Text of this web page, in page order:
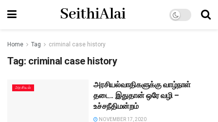
SeithiAlai
Home Tag criminal case history
Tag: criminal case history
அரசியல்
அரசியல்வாதிகளுக்கு வாழ்நாள்
தடை.. இதுதான் ஒரே வழி –
உச்சநீதிமன்றம்
NOVEMBER 17, 2020